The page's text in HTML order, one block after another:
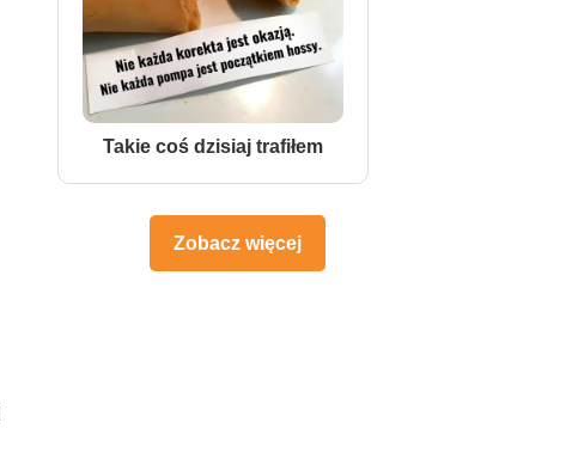
Takie coś dzisiaj trafiłem
Zobacz więcej